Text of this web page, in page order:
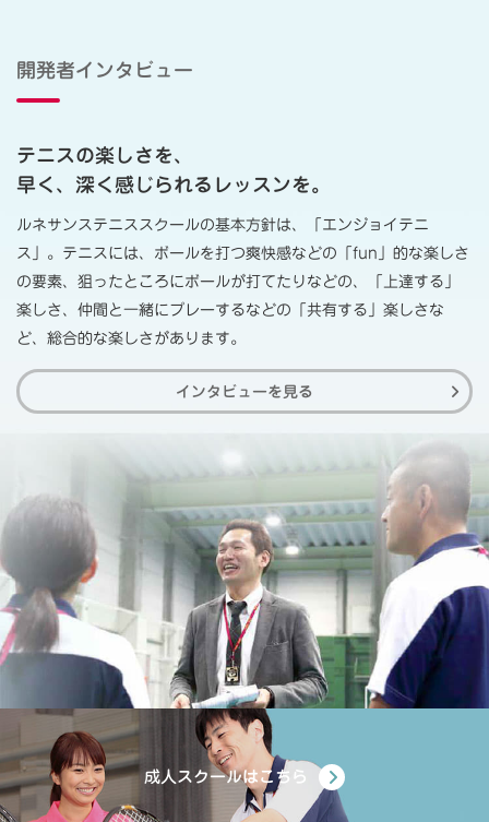
開発者インタビュー
テニスの楽しさを、
早く、深く感じられるレッスンを。
ルネサンステニススクールの基本方針は、「エンジョイテニ
ス」。テニスには、ボールを打つ爽快感などの「fun」的な楽しさ
の要素、狙ったところにボールが打てたりなどの、「上達する」
楽しさ、仲間と一緒にプレーするなどの「共有する」楽しさな
ど、総合的な楽しさがあります。
インタビューを見る
成人スクールはこちら